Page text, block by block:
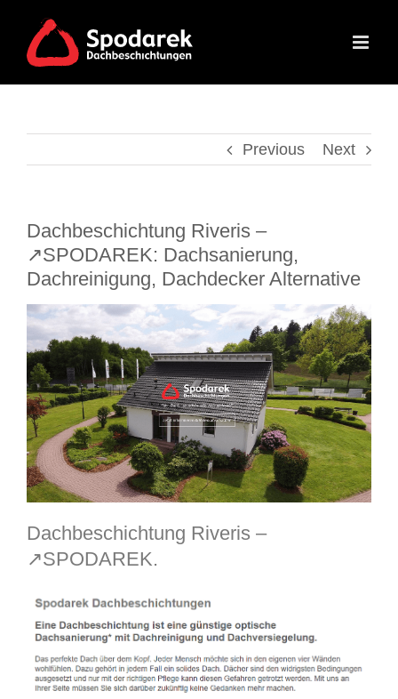
content
Previous Next
Dachbeschichtung Riveris –
↗️SPODAREK: Dachsanierung,
Dachreinigung, Dachdecker Alternative
Dachbeschichtung Riveris –
↗️SPODAREK.